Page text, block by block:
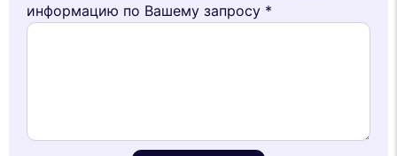
информацию по Вашему запросу *